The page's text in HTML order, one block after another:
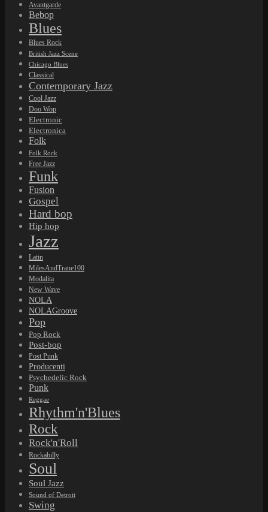
Avantgarde
Bebop
Blues
Blues Rock
British Jazz Scene
Chicago Blues
Classical
Contemporary Jazz
Cool Jazz
Doo Wop
Electronic
Electronica
Folk
Folk Rock
Free Jazz
Funk
Fusion
Gospel
Hard bop
Hip hop
Jazz
Latin
MilesAndTrane100
Modalita
New Wave
NOLA
NOLAGroove
Pop
Pop Rock
Post-bop
Post Punk
Producenti
Psychedelic Rock
Punk
Reggae
Rhythm'n'Blues
Rock
Rock'n'Roll
Rockabilly
Soul
Soul Jazz
Sound of Detroit
Swing